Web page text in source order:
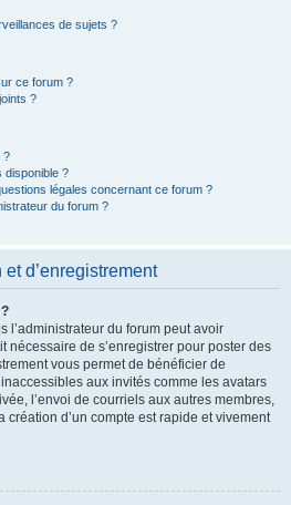
de sujets ?
ce forum ?
?
?
disponible ?
légales concernant ce forum ?
du forum ?
d’enregistrement
l’administrateur du forum peut avoir
nécessaire de s’enregistrer pour poster des
vous permet de bénéficier de
aux invités comme les avatars
l’envoi de courriels aux autres membres,
création d’un compte est rapide et vivement